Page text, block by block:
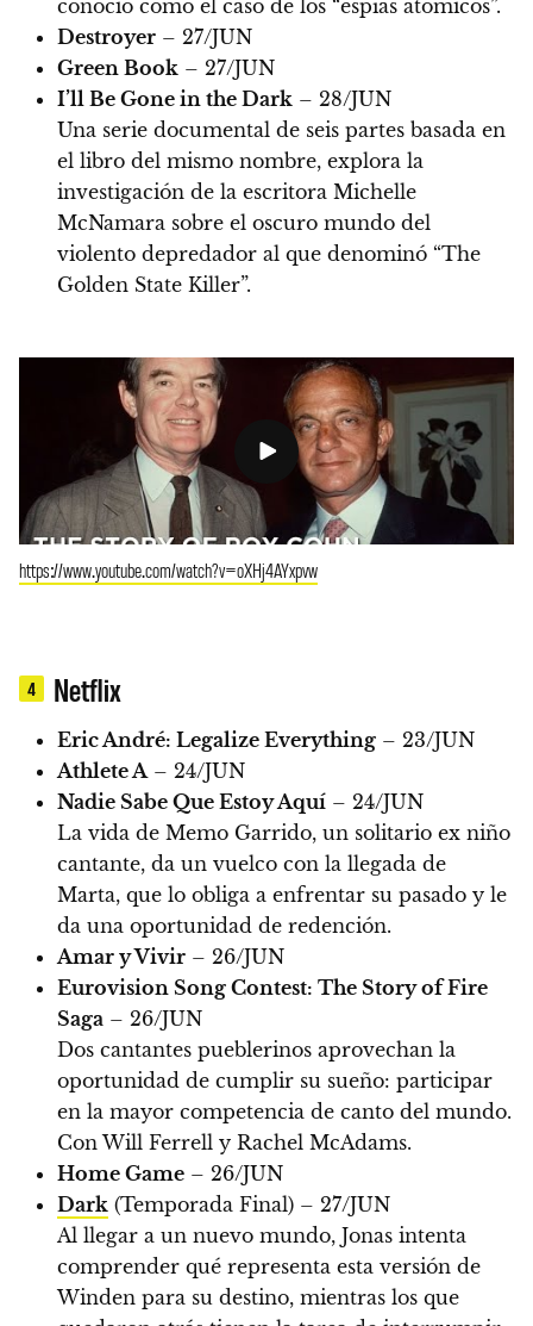
conoció como el caso de los “espías atómicos”.
Destroyer – 27/JUN
Green Book – 27/JUN
I’ll Be Gone in the Dark – 28/JUN
Una serie documental de seis partes basada en
el libro del mismo nombre, explora la
investigación de la escritora Michelle
McNamara sobre el oscuro mundo del
violento depredador al que denominó “The
Golden State Killer”.
https://www.youtube.com/watch?v=oXHj4AYxpvw
4 Netflix
Eric André: Legalize Everything – 23/JUN
Athlete A– 24/JUN
Nadie Sabe Que Estoy Aquí – 24/JUN
La vida de Memo Garrido, un solitario ex niño
cantante, da un vuelco con la llegada de
Marta, que lo obliga a enfrentar su pasado y le
da una oportunidad de redención.
Amar y Vivir – 26/JUN
Eurovision Song Contest: The Story of Fire
Saga – 26/JUN
Dos cantantes pueblerinos aprovechan la
oportunidad de cumplir su sueño: participar
en la mayor competencia de canto del mundo.
Con Will Ferrell y Rachel McAdams.
Home Game – 26/JUN
Dark (Temporada Final) – 27/JUN
Al llegar a un nuevo mundo, Jonas intenta
comprender qué representa esta versión de
Winden para su destino, mientras los que